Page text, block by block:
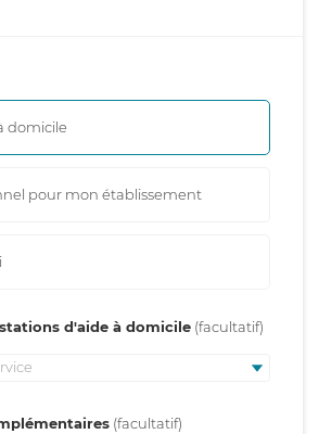
domicile
pour mon établissement
d'aide à domicile